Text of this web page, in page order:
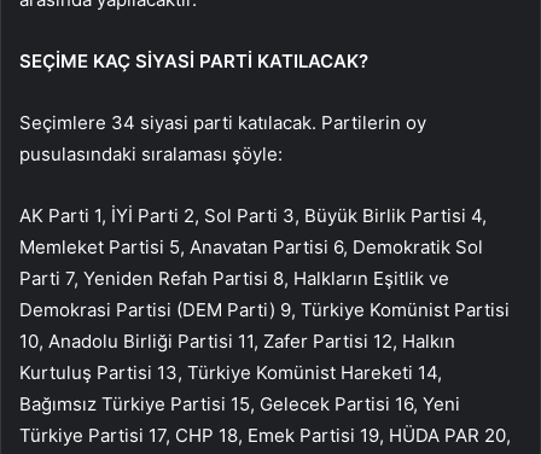
SEÇİME KAÇ SİYASİ PARTİ KATILACAK?
Seçimlere 34 siyasi parti katılacak. Partilerin oy
pusulasındaki sıralaması şöyle:
AK Parti 1, İYİ Parti 2, Sol Parti 3, Büyük Birlik Partisi 4,
Memleket Partisi 5, Anavatan Partisi 6, Demokratik Sol
Parti 7, Yeniden Refah Partisi 8, Halkların Eşitlik ve
Demokrasi Partisi (DEM Parti) 9, Türkiye Komünist Partisi
10, Anadolu Birliği Partisi 11, Zafer Partisi 12, Halkın
Kurtuluş Partisi 13, Türkiye Komünist Hareketi 14,
Bağımsız Türkiye Partisi 15, Gelecek Partisi 16, Yeni
Türkiye Partisi 17, CHP 18, Emek Partisi 19, HÜDA PAR 20,